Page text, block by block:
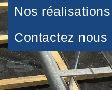
Nos réalisations
Contactez nous